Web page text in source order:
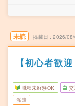
未読 掲載日 2026/
【初心者歓
職種未経験OK 交
派遣